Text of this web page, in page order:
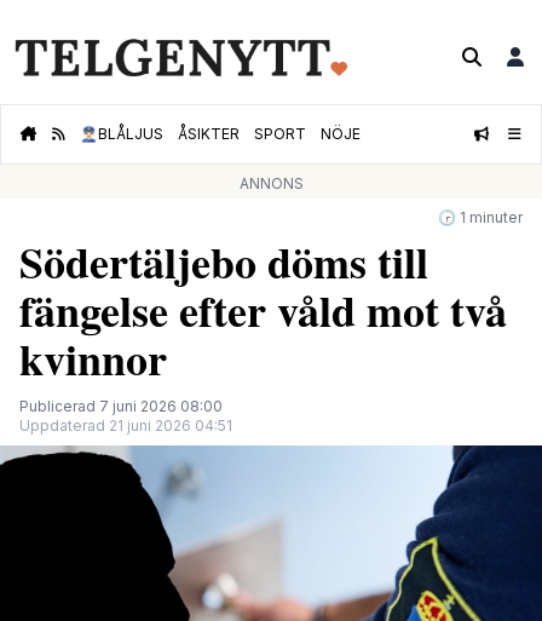
👮🏻‍♂️BLÅLJUS ÅSIKTER SPORT NÖJE
ANNONS
🕝 1 minuter
Södertäljebo döms till
fängelse efter våld mot två
kvinnor
Publicerad 7 juni 2026 08:00
Uppdaterad 21 juni 2026 04:51